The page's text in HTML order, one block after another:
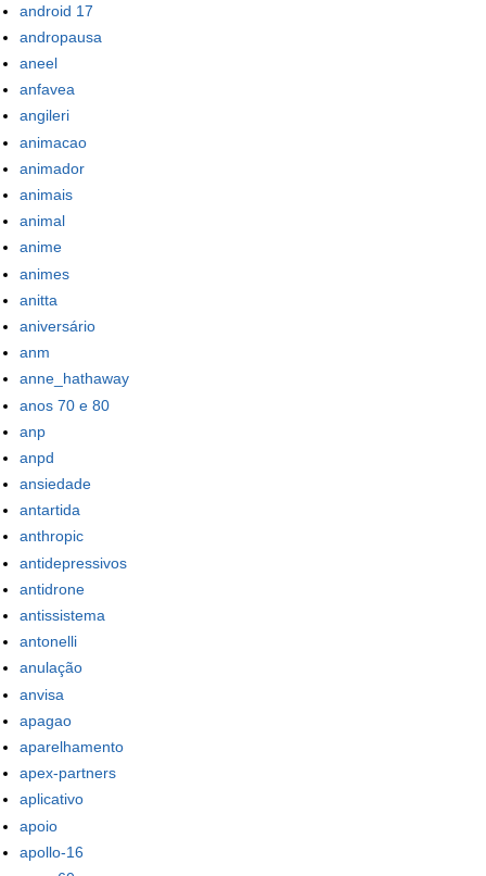
android 17
andropausa
aneel
anfavea
angileri
animacao
animador
animais
animal
anime
animes
anitta
aniversário
anm
anne_hathaway
anos 70 e 80
anp
anpd
ansiedade
antartida
anthropic
antidepressivos
antidrone
antissistema
antonelli
anulação
anvisa
apagao
aparelhamento
apex-partners
aplicativo
apoio
apollo-16